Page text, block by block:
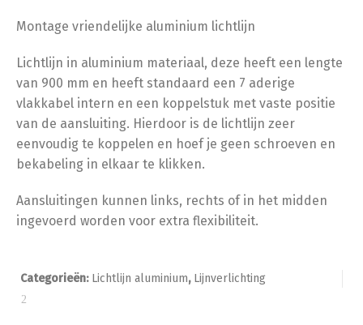
Montage vriendelijke aluminium lichtlijn
Lichtlijn in aluminium materiaal, deze heeft een lengte
van 900 mm en heeft standaard een 7 aderige
vlakkabel intern en een koppelstuk met vaste positie
van de aansluiting. Hierdoor is de lichtlijn zeer
eenvoudig te koppelen en hoef je geen schroeven en
bekabeling in elkaar te klikken.
Aansluitingen kunnen links, rechts of in het midden
ingevoerd worden voor extra flexibiliteit.
Categorieën: Lichtlijn aluminium, Lijnverlichting